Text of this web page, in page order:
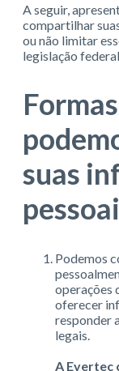
A seguir,
compartilhar
ou não limitar
legislação
suas
Podemos
operações
oferecer
responder
legais.
A Evertec